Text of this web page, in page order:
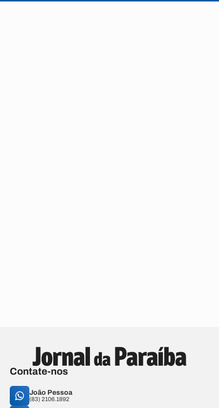
Contate-nos
João Pessoa
(83) 2106.1892